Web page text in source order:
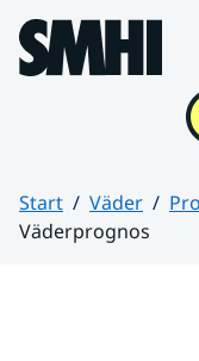
Hoppa till sidans
Start Väder
Väderprognos